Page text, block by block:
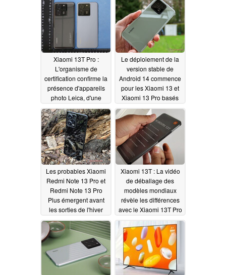
08/28/2023
Xiaomi 13T Pro :
L'organisme de
certification confirme la
présence d'appareils
photo Leica, d'une
batterie de 5 000 mAh
et d'une charge de 120
W avant la sortie
officielle08/26/2023
Le déploiement de la
version stable de
Android 14 commence
pour les Xiaomi 13 et
Xiaomi 13 Pro basés
sur MIUI 1408/26/2023
Les probables Xiaomi
Redmi Note 13 Pro et
Redmi Note 13 Pro
Plus émergent avant
les sorties de l'hiver
202308/26/2023
Xiaomi 13T : La vidéo
de déballage des
modèles mondiaux
révèle les différences
avec le Xiaomi 13T Pro
08/24/2023